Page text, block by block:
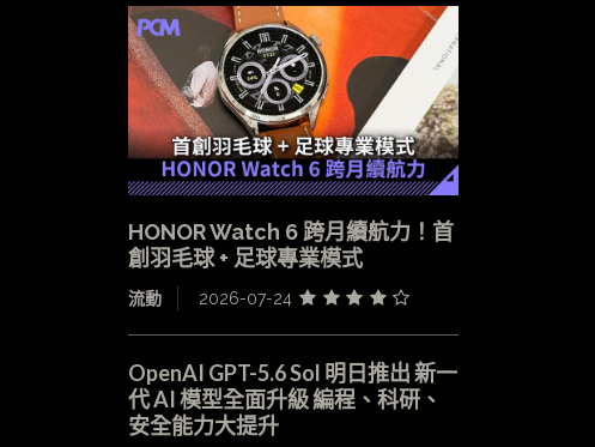
HONOR Watch 6 跨月續航力！首
創羽毛球 + 足球專業模式
流動 2026-07-24
OpenAI GPT-5.6 Sol 明日推出 新一
代 AI 模型全面升級 編程、科研、
安全能力大提升